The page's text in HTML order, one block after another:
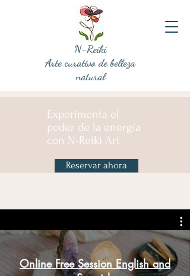
N-Reiki
Arte curativo de belleza
natural
Experimenta el
poder de la energía
con N-Reiki Art
Reservar ahora
Online Free Session English and